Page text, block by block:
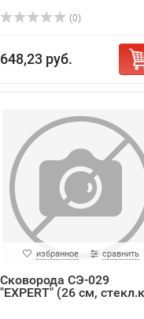
(0)
648,23 руб.
избранное сравнить
Сковорода СЭ-029
"EXPERT" (26 см,